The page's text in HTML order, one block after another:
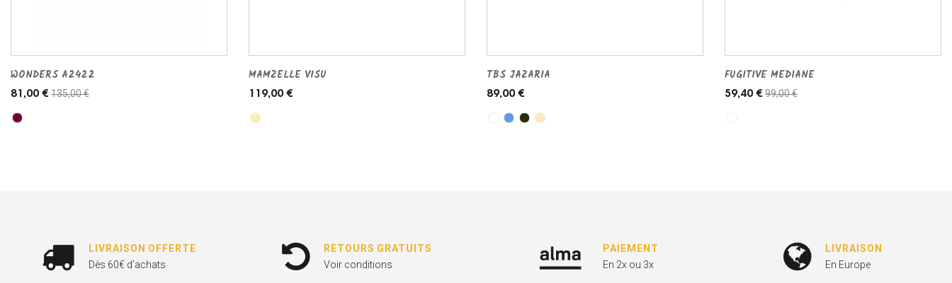
WONDERS A2422
81,00 € 135,00 €
MAMZELLE VISU
119,00 €
TBS JAZARIA
89,00 €
FUGITIVE MEDIANE
59,40 € 99,00 €
LIVRAISON OFFERTE
Dès 60€ d'achats
RETOURS GRATUITS
Voir conditions
PAIEMENT
En 2x ou 3x
LIVRAISON
En Europe